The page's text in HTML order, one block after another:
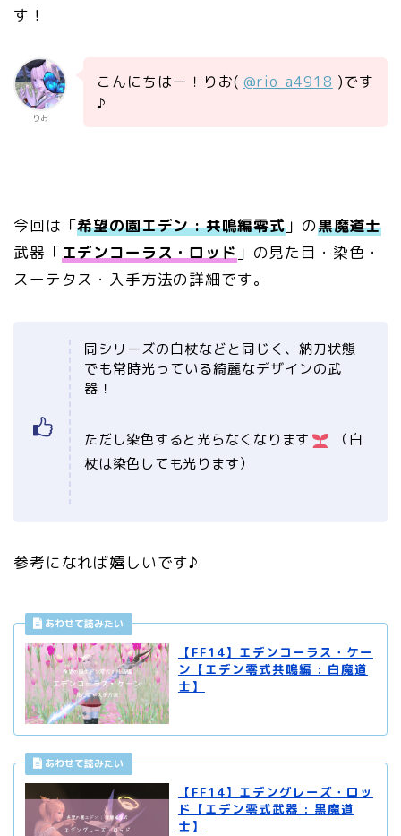
す！
りお
こんにちはー！りお( @rio_a4918 )です
♪
今回は「希望の園エデン : 共鳴編零式」の黒魔道士
武器「エデンコーラス・ロッド 」の見た目・染色・
スーテタス・入手方法の詳細です。
同シリーズの白杖などと同じく、納刀状態
でも常時光っている綺麗なデザインの武
器！
ただし染色すると光らなくなります
（白
杖は染色しても光ります）
参考になれば嬉しいです♪
【FF14】エデンコーラス・ケー
ン【エデン零式共鳴編 : 白魔道
士】
【FF14】エデングレーズ・ロッ
ド【エデン零式武器 : 黒魔道
士】